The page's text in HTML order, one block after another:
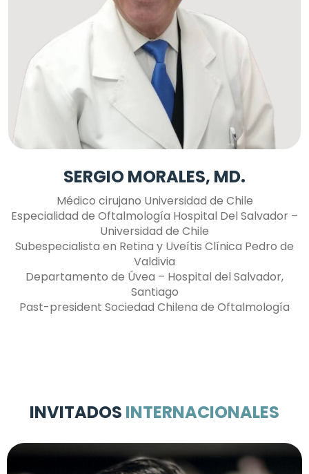
SERGIO MORALES, MD.
Médico cirujano Universidad de Chile
Especialidad de Oftalmología Hospital Del Salvador –
Universidad de Chile
Subespecialista en Retina y Uveítis Clínica Pedro de
Valdivia
Departamento de Úvea – Hospital del Salvador,
Santiago
Past-president Sociedad Chilena de Oftalmología
INVITADOS INTERNACIONALES